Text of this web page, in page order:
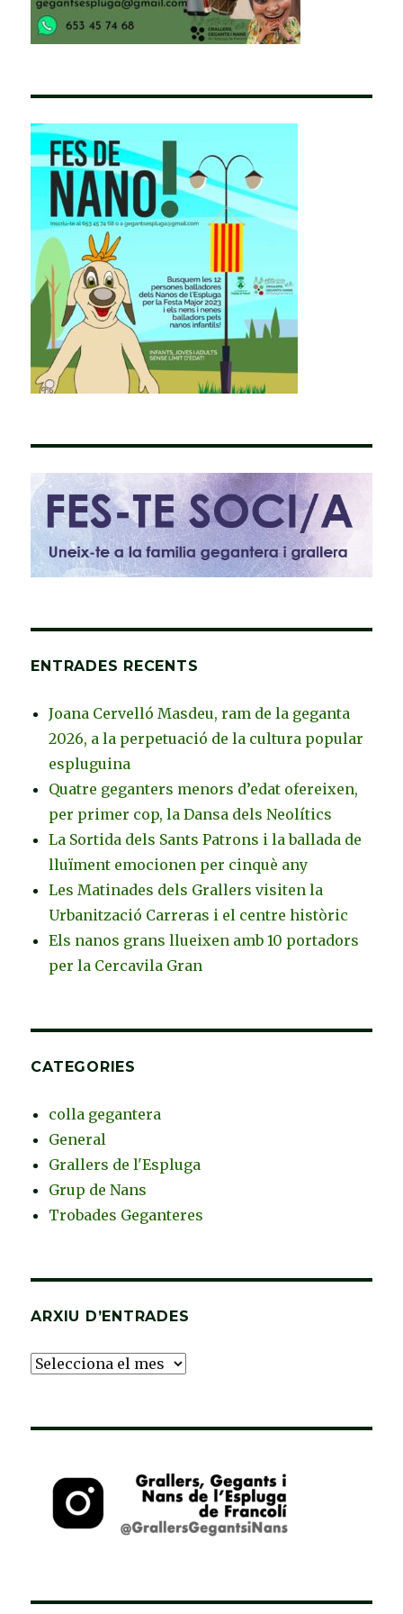
ENTRADES RECENTS
Joana Cervelló Masdeu, ram de la geganta
2026, a la perpetuació de la cultura popular
espluguina
Quatre geganters menors d’edat ofereixen,
per primer cop, la Dansa dels Neolítics
La Sortida dels Sants Patrons i la ballada de
lluïment emocionen per cinquè any
Les Matinades dels Grallers visiten la
Urbanització Carreras i el centre històric
Els nanos grans llueixen amb 10 portadors
per la Cercavila Gran
CATEGORIES
colla gegantera
General
Grallers de l'Espluga
Grup de Nans
Trobades Geganteres
ARXIU D’ENTRADES
Arxiu